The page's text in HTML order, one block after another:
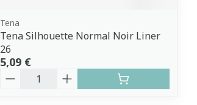
Tena
Tena Silhouette Normal Noir Liner
26
5,09 €
Quantité